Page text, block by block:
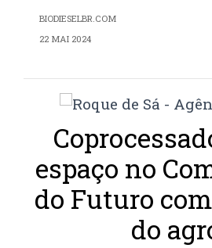
BIODIESELBR.COM
22 MAI 2024
espaço no
do Futuro
do